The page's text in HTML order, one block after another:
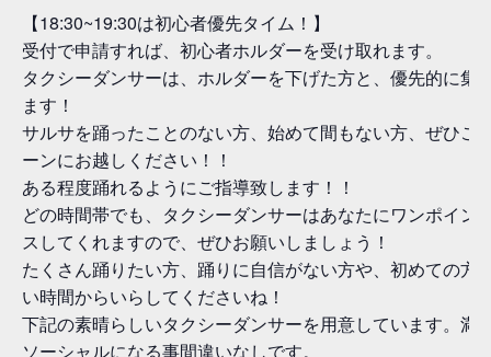
【18:30~19:30は初心者優先タイム！】
受付で申請すれば、初心者ホルダーを受け取れます。
タクシーダンサーは、ホルダーを下げた方と、優先的に集
ます！
サルサを踊ったことのない方、始めて間もない方、ぜひこ
ーンにお越しください！！
ある程度踊れるようにご指導致します！！
どの時間帯でも、タクシーダンサーはあなたにワンポイン
スしてくれますので、ぜひお願いしましょう！
たくさん踊りたい方、踊りに自信がない方や、初めての方
い時間からいらしてくださいね！
下記の素晴らしいタクシーダンサーを用意しています。満
ソーシャルになる事間違いなしです。